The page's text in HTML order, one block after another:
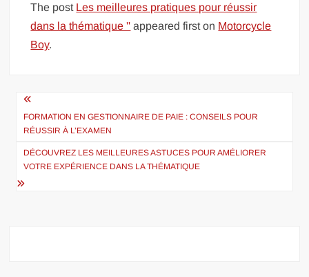
The post Les meilleures pratiques pour réussir
dans la thématique '' appeared first on Motorcycle
Boy.
Navigation
de
l’article
FORMATION EN GESTIONNAIRE DE PAIE : CONSEILS POUR
RÉUSSIR À L’EXAMEN
DÉCOUVREZ LES MEILLEURES ASTUCES POUR AMÉLIORER
VOTRE EXPÉRIENCE DANS LA THÉMATIQUE